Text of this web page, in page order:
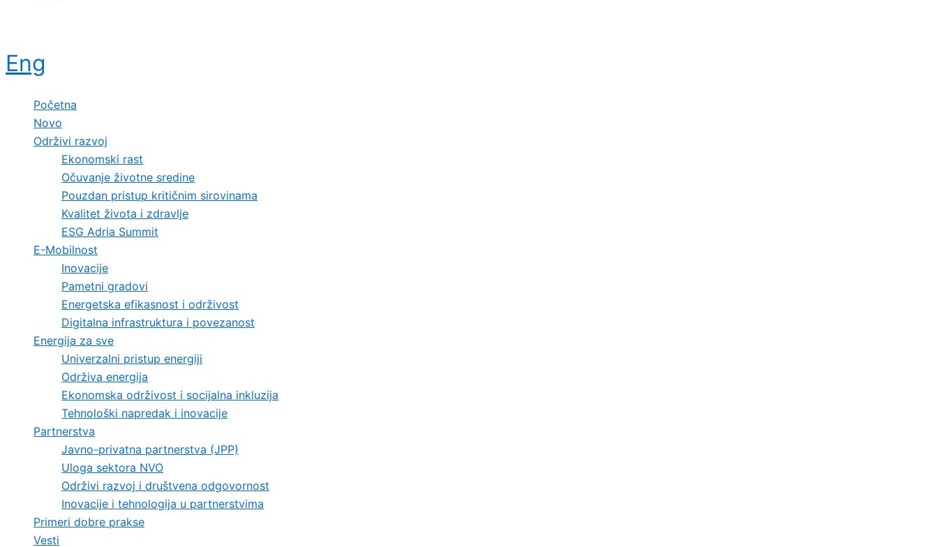
Eng
Početna
Novo
Održivi razvoj
Ekonomski rast
Očuvanje životne sredine
Pouzdan pristup kritičnim sirovinama
Kvalitet života i zdravlje
ESG Adria Summit
E-Mobilnost
Inovacije
Pametni gradovi
Energetska efikasnost i održivost
Digitalna infrastruktura i povezanost
Energija za sve
Univerzalni pristup energiji
Održiva energija
Ekonomska održivost i socijalna inkluzija
Tehnološki napredak i inovacije
Partnerstva
Javno-privatna partnerstva (JPP)
Uloga sektora NVO
Održivi razvoj i društvena odgovornost
Inovacije i tehnologija u partnerstvima
Primeri dobre prakse
Vesti